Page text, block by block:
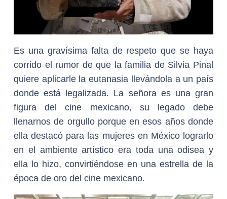
Es una gravísima falta de respeto que se haya
corrido el rumor de que la familia de Silvia Pinal
quiere aplicarle la eutanasia llevándola a un país
donde está legalizada. La señora es una gran
figura del cine mexicano, su legado debe
llenarnos de orgullo porque en esos años donde
ella destacó para las mujeres en México lograrlo
en el ambiente artístico era toda una odisea y
ella lo hizo, convirtiéndose en una estrella de la
época de oro del cine mexicano.